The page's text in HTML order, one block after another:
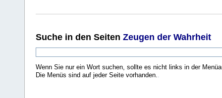
Suche in den Seiten Zeugen der Wahrheit
Wenn Sie nur ein Wort suchen, sollte es nicht links in der
Die Menüs sind auf jeder Seite vorhanden.